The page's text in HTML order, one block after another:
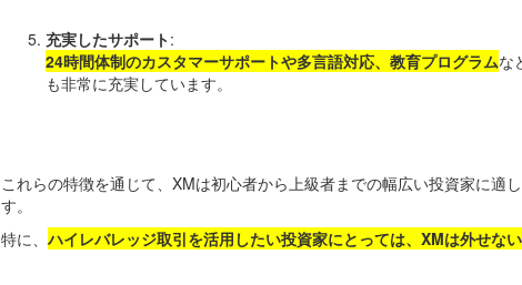
充実したサポート:
24時間体制のカスタマーサポートや多言語対応、教育プログラムな
も非常に充実しています。
これらの特徴を通じて、XMは初心者から上級者までの幅広い投資家に適
す。
特に、ハイレバレッジ取引を活用したい投資家にとっては、XMは外せな